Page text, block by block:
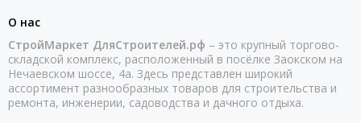
О нас
СтройМаркет ДляСтроителей.рф – это крупный торгово-
складской комплекс, расположенный в посёлке Заокском на
Нечаевском шоссе, 4а. Здесь представлен широкий
ассортимент разнообразных товаров для строительства и
ремонта, инженерии, садоводства и дачного отдыха.